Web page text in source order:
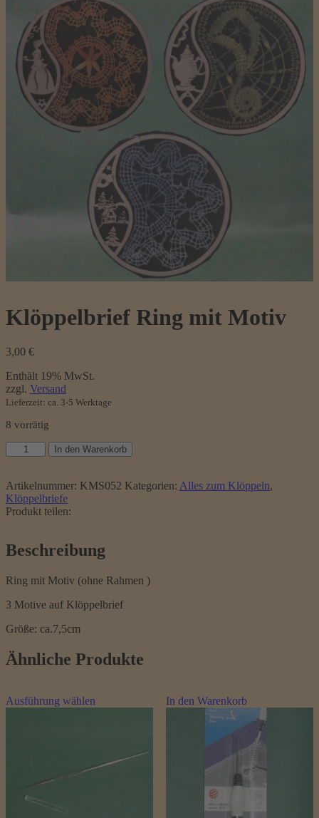
Klöppelbrief Ring mit Motiv
3,00 €
Enthält 19% MwSt.
zzgl. Versand
Lieferzeit: ca. 3-5 Werktage
8 vorrätig
Klöppelbrief
Ring
Motiv
Menge
In den Warenkorb
Artikelnummer: KMS052 Kategorien: Alles zum Klöppeln,
Klöppelbriefe
Produkt teilen:
Beschreibung
Ring mit Motiv (ohne Rahmen )
3 Motive auf Klöppelbrief
Größe: ca.7,5cm
Ähnliche Produkte
Ausführung wählenProdukt
Die
In den Warenkorb